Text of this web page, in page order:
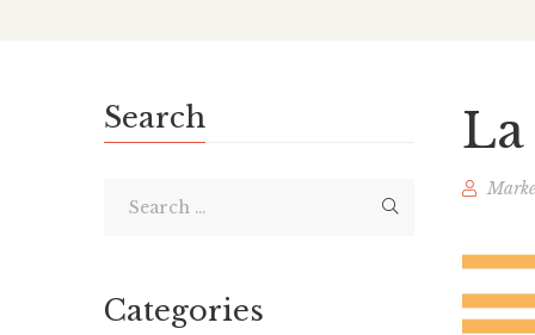
Search
Categories